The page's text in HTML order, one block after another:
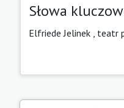
Słowa
Elfriede Jelinek teatr